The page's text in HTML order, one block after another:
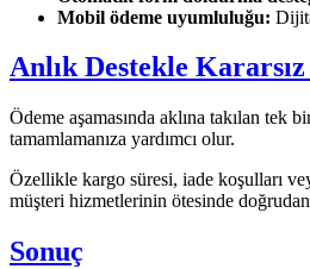
Mobil ödeme uyumluluğu:
Anlık Destekle
Ödeme aşamasında aklına takılan tek
tamamlamanıza yardımcı olur.
Özellikle kargo süresi, iade koşulları
müşteri hizmetlerinin ötesinde
Sonuç